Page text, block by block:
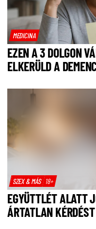
MEDICINA
EZEN A 3 DOLGON
ELKERÜLD A
SZEX & MÁS 18+
EGYÜTTLÉT ALATT
ÁRTATLAN KÉRDÉST